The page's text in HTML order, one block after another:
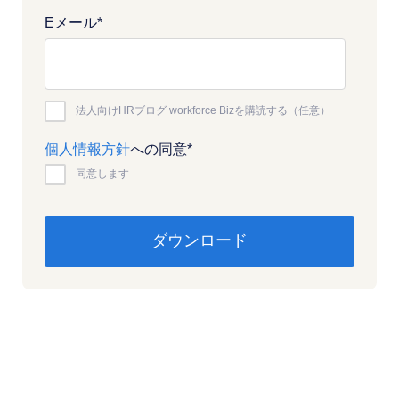
Eメール*
法人向けHRブログ workforce Bizを購読する（任意）
個人情報方針への同意*
同意します